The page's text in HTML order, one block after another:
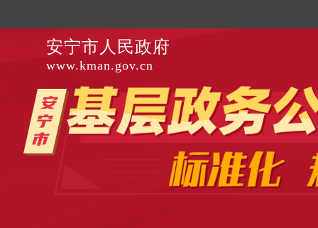
安宁市人民政府
www.kman.gov.cn